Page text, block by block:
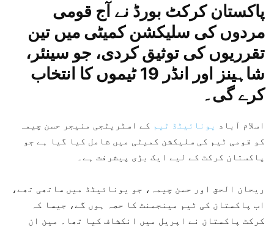
پاکستان کرکٹ بورڈ نے آج قومی
مردوں کی سلیکشن کمیٹی میں تین
تقرریوں کی توثیق کردی، جو سینئر،
شاہینز اور انڈر 19 ٹیموں کا انتخاب
کرے گی۔
اسلام آباد یونائیٹڈ ٹیم کے اسٹریٹجی منیجر حسن چیمہ
کو قومی ٹیم کی سلیکشن کمیٹی میں شامل کیا گیا ہے جو
پاکستان کرکٹ کے لیے ایک بڑی پیشرفت ہے۔
ریحان الحق اور حسن چیمہ، جو یونائیٹڈ میں ساتھی تھے،
اب پاکستان کی ٹیم مینجمنٹ کا حصہ ہوں گے، جیسا کہ
کرکٹ پاکستان نے اپریل میں انکشاف کیا تھا۔ مین ان